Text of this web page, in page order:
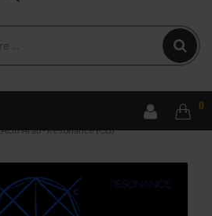
0
Acid Arab - Resonance (CD)